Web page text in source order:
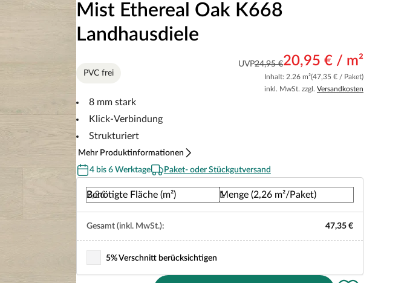
Mist Ethereal Oak K668
Landhausdiele
UVP24,95 €20,95 € / m²
Inhalt: 2.26 m²(47,35 € / Paket)
inkl. MwSt. zzgl. Versandkosten
PVC frei
8 mm stark
Klick-Verbindung
Strukturiert
Mehr Produktinformationen
4 bis 6 Werktage
Paket- oder Stückgutversand
Benötigte Fläche (m²) Menge (2,26 m²/Paket)
Gesamt (inkl. MwSt.): 47,35 €
5% Verschnitt berücksichtigen